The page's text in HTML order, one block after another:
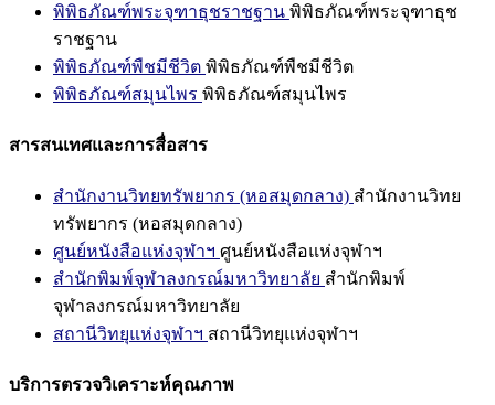
พิพิธภัณฑ์พระจุฑาธุชราชฐาน พิพิธภัณฑ์พระจุฑาธุช
ราชฐาน
พิพิธภัณฑ์พืชมีชีวิต พิพิธภัณฑ์พืชมีชีวิต
พิพิธภัณฑ์สมุนไพร พิพิธภัณฑ์สมุนไพร
สารสนเทศและการสื่อสาร
สำนักงานวิทยทรัพยากร (หอสมุดกลาง) สำนักงานวิทย
ทรัพยากร (หอสมุดกลาง)
ศูนย์หนังสือแห่งจุฬาฯ ศูนย์หนังสือแห่งจุฬาฯ
สำนักพิมพ์จุฬาลงกรณ์มหาวิทยาลัย สำนักพิมพ์
จุฬาลงกรณ์มหาวิทยาลัย
สถานีวิทยุแห่งจุฬาฯ สถานีวิทยุแห่งจุฬาฯ
บริการตรวจวิเคราะห์คุณภาพ